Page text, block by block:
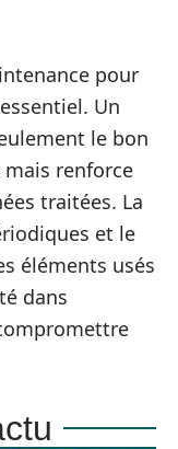
pour
Un
le bon
renforce
traitées. La
et le
éléments usés
dans